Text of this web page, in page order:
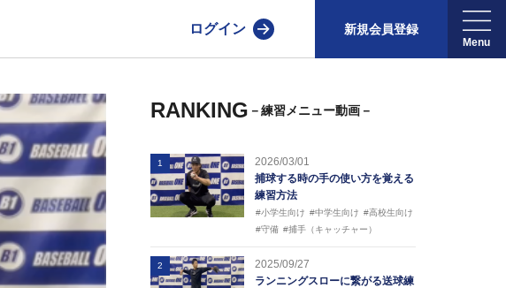
ログイン 新規会員登録
RANKING －練習メニュー動画－
1
2026/03/01
捕球する時の手の使い方を覚える
練習方法
#小学生向け #中学生向け #高校生向け
#守備 #捕手（キャッチャー）
2
2025/09/27
ランニングスローに繋がる送球練